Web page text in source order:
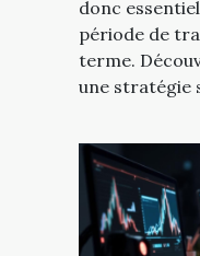
donc
période de
terme.
une stratégie